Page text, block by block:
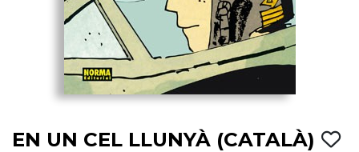
EN UN CEL LLUNYÀ (CATALÀ)